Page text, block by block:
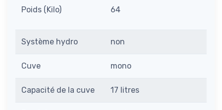
Poids (Kilo) 64
Système hydro non
Cuve mono
Capacité de la cuve 17 litres